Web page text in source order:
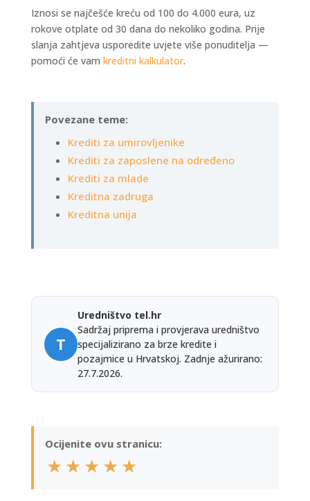
Iznosi se najčešće kreću od 100 do 4.000 eura, uz
rokove otplate od 30 dana do nekoliko godina. Prije
slanja zahtjeva usporedite uvjete više ponuditelja —
pomoći će vam kreditni kalkulator.
Povezane teme:
Krediti za umirovljenike
Krediti za zaposlene na određeno
Krediti za mlade
Kreditna zadruga
Kreditna unija
T
Uredništvo tel.hr
Sadržaj priprema i provjerava uredništvo
specijalizirano za brze kredite i
pozajmice u Hrvatskoj. Zadnje ažurirano:
27.7.2026.
Ocijenite ovu stranicu:
★★★★★